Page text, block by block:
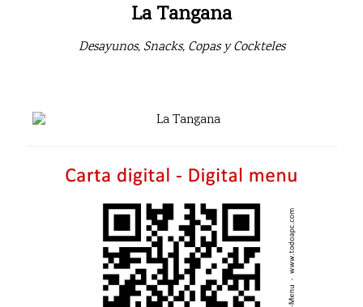
La Tangana
Desayunos, Snacks, Copas y Cockteles